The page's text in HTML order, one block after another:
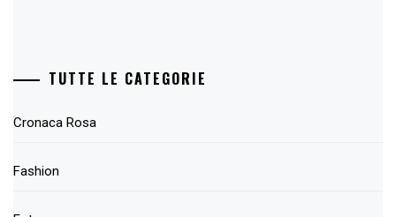
TUTTE LE CATEGORIE
Cronaca Rosa
Fashion